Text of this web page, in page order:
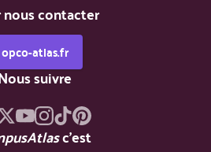
nous contacter
opco-atlas.fr
suivre
c'est